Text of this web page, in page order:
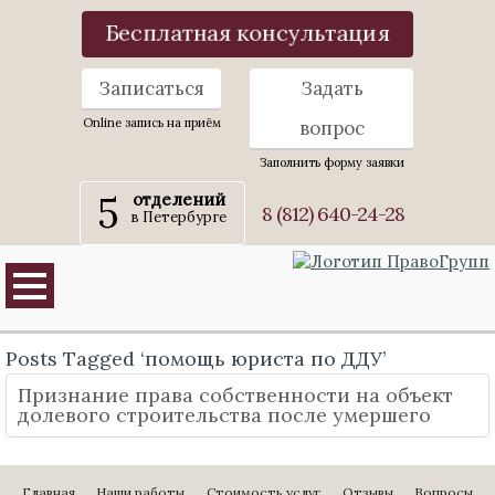
Бесплатная консультация
Записаться
Online запись на приём
Задать
вопрос
Заполнить форму заявки
5 отделений
в Петербурге 8 (812) 640-24-28
Posts Tagged ‘помощь юриста по ДДУ’
Признание права собственности на объект
долевого строительства после умершего